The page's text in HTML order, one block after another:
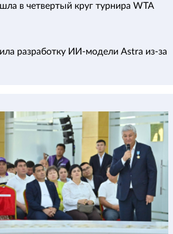
в четвертый круг турнира WTA
разработку ИИ-модели Astra из-за